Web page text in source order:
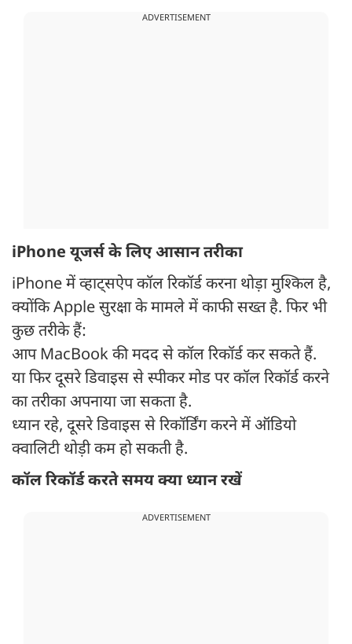
ADVERTISEMENT
iPhone यूजर्स के लिए आसान तरीका
iPhone में व्हाट्सऐप कॉल रिकॉर्ड करना थोड़ा मुश्किल है,
क्योंकि Apple सुरक्षा के मामले में काफी सख्त है. फिर भी
कुछ तरीके हैं:
आप MacBook की मदद से कॉल रिकॉर्ड कर सकते हैं.
या फिर दूसरे डिवाइस से स्पीकर मोड पर कॉल रिकॉर्ड करने
का तरीका अपनाया जा सकता है.
ध्यान रहे, दूसरे डिवाइस से रिकॉर्डिंग करने में ऑडियो
क्वालिटी थोड़ी कम हो सकती है.
कॉल रिकॉर्ड करते समय क्या ध्यान रखें
ADVERTISEMENT